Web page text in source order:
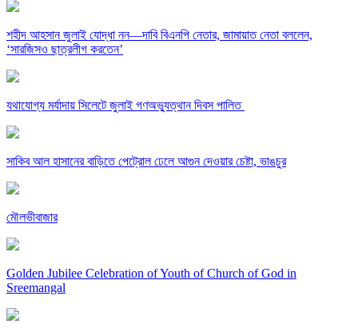
শহীদ আহসান জুলাই যোদ্ধা নন—দাবি বিএনপি নেতার, জামায়াত নেতা বললেন,
‘সারজিসও ছাত্রলীগ করতেন’
যথাযোগ্য মর্যাদায় সিলেটে জুলাই গণঅভ্যুত্থান দিবস পালিত
সাকিব আল হাসানের বাড়িতে পেট্রোল ঢেলে আগুন দেওয়ার চেষ্টা, ভাঙচুর
মৌলভীবাজার
Golden Jubilee Celebration of Youth of Church of God in
Sreemangal